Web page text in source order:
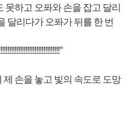
못하고 오퐈와 손을 잡고 달리
달리다가 오퐈가 뒤를 한 번
손을 놓고 빛의 속도로 도망